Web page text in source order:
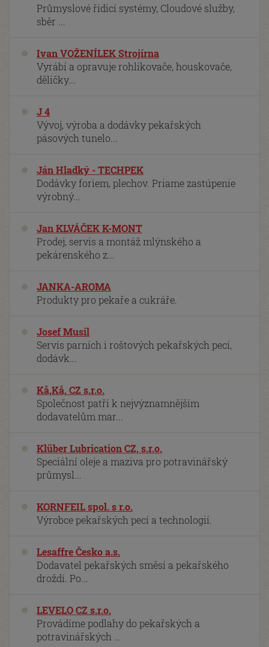
Průmyslové řídicí systémy, Cloudové služby,
sběr ...
Ivan VOŽENÍLEK Strojírna
Vyrábí a opravuje rohlíkovače, houskovače,
děličky...
J 4
Vývoj, výroba a dodávky pekařských
pásových tunelo...
Ján Hladký - TECHPEK
Dodávky foriem, plechov. Priame zastúpenie
výrobný...
Jan KLVÁČEK K-MONT
Prodej, servis a montáž mlýnského a
pekárenského z...
JANKA-AROMA
Produkty pro pekaře a cukráře.
Josef Musil
Servis parních i roštových pekařských pecí,
dodávk...
Kå,Kå, CZ s.r.o.
Společnost patří k nejvýznamnějším
dodavatelům mar...
Klüber Lubrication CZ, s.r.o.
Speciální oleje a maziva pro potravinářský
průmysl...
KORNFEIL spol. s r.o.
Výrobce pekařských pecí a technologií.
Lesaffre Česko a.s.
Dodavatel pekařských směsí a pekařského
droždí. Po...
LEVELO CZ s.r.o.
Provádíme podlahy do pekařských a
potravinářských ...